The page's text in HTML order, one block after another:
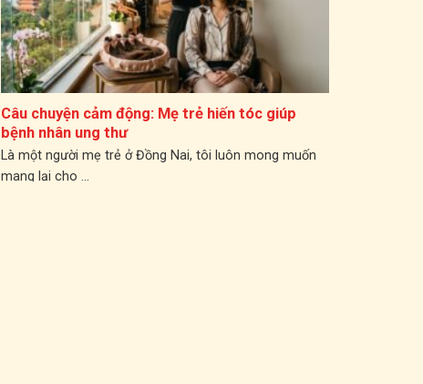
Câu chuyện cảm động: Mẹ trẻ hiến tóc giúp
bệnh nhân ung thư
Là một người mẹ trẻ ở Đồng Nai, tôi luôn mong muốn
mang lại cho ...